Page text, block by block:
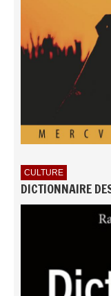
CULTURE
DICTIONNAIRE